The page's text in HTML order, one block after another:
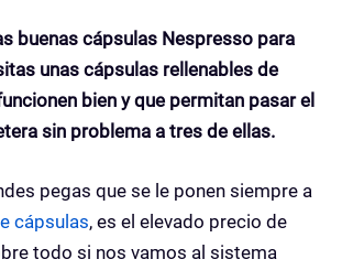
buenas cápsulas Nespresso para
unas cápsulas rellenables de
bien y que permitan pasar el
sin problema a tres de ellas.
pegas que se le ponen siempre a
cápsulas, es el elevado precio de
todo si nos vamos al sistema